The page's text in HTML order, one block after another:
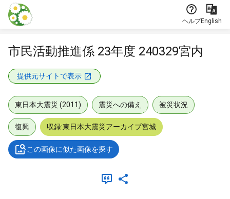
本文に飛ぶ
ヘルプEnglish
市民活動推進係 23年度 240329宮内
提供元サイトで表示
東日本大震災 (2011) 震災への備え 被災状況
復興 収録:東日本大震災アーカイブ宮城
この画像に似た画像を探す